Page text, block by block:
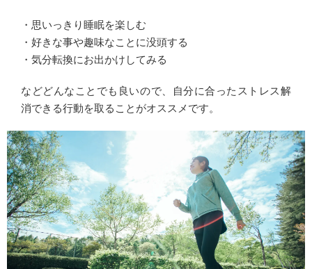
・思いっきり睡眠を楽しむ
・好きな事や趣味なことに没頭する
・気分転換にお出かけしてみる
などどんなことでも良いので、自分に合ったストレス解
消できる行動を取ることがオススメです。